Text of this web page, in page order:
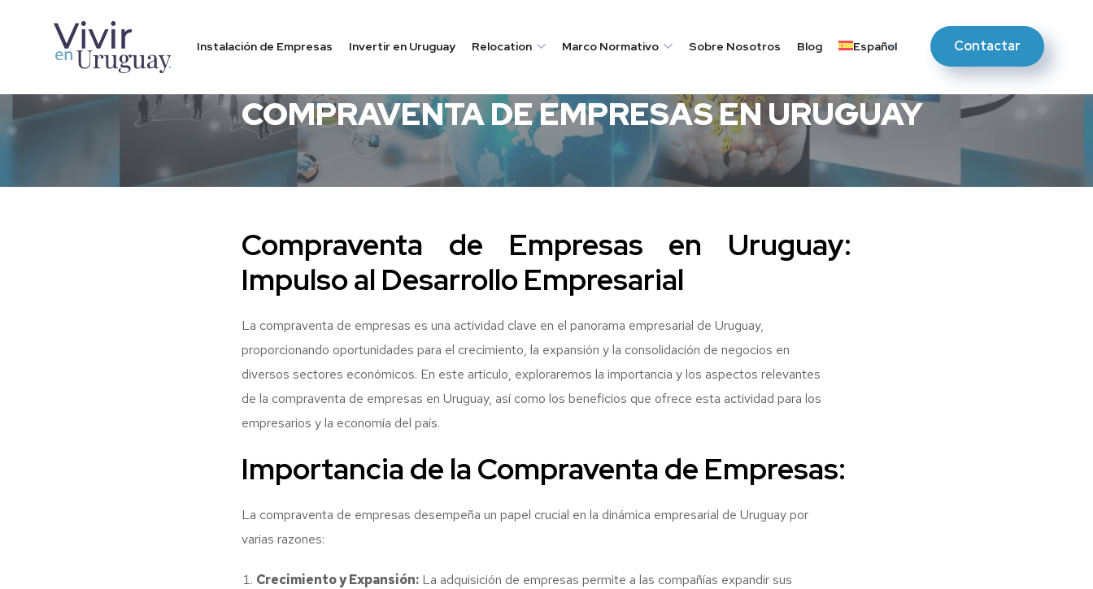
Instalación de Empresas Invertir en Uruguay Relocation Marco Normativo Sobre Nosotros Blog Español Contactar
EMPRESA EN URUGUAY
COMPRAVENTA DE EMPRESAS EN URUGUAY
Compraventa de Empresas en Uruguay:
Impulso al Desarrollo Empresarial
La compraventa de empresas es una actividad clave en el panorama empresarial de Uruguay,
proporcionando oportunidades para el crecimiento, la expansión y la consolidación de negocios en
diversos sectores económicos. En este artículo, exploraremos la importancia y los aspectos relevantes
de la compraventa de empresas en Uruguay, así como los beneficios que ofrece esta actividad para los
empresarios y la economía del país.
Importancia de la Compraventa de Empresas:
La compraventa de empresas desempeña un papel crucial en la dinámica empresarial de Uruguay por
varias razones:
Crecimiento y Expansión: La adquisición de empresas permite a las compañías expandir sus